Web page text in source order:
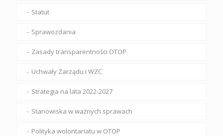
Statut
Sprawozdania
Zasady transparentności OTOP
Uchwały Zarządu i WZC
Strategia na lata 2022-2027
Stanowiska w ważnych sprawach
Polityka wolontariatu w OTOP